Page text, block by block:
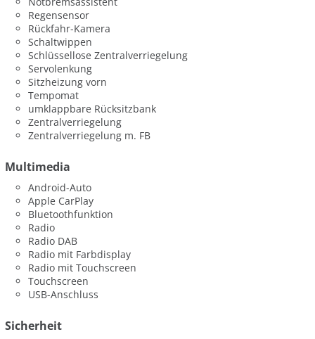
Regensensor
Rückfahr-Kamera
Schaltwippen
Schlüssellose Zentralverriegelung
Servolenkung
Sitzheizung vorn
Tempomat
umklappbare Rücksitzbank
Zentralverriegelung
Zentralverriegelung m. FB
Multimedia
Android-Auto
Apple CarPlay
Bluetoothfunktion
Radio
Radio DAB
Radio mit Farbdisplay
Radio mit Touchscreen
Touchscreen
USB-Anschluss
Sicherheit